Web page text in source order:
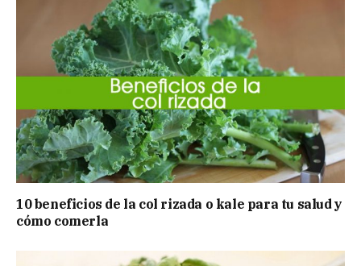
10 beneficios de la col rizada o kale para tu salud y
cómo comerla